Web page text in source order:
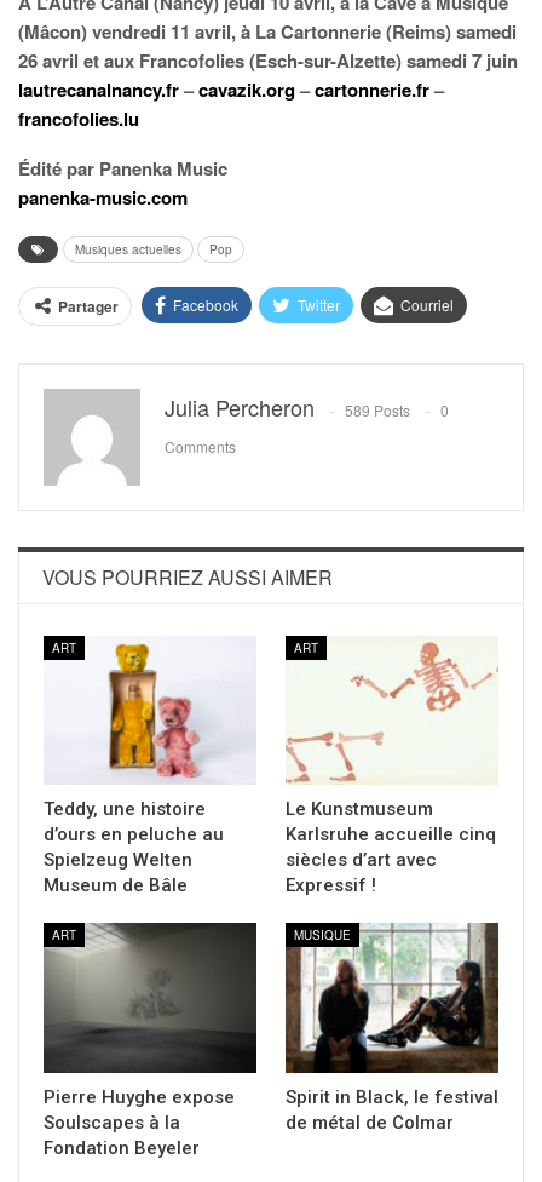
(Mâcon) vendredi 11 avril, à La Cartonnerie (Reims) samedi
26 avril et aux Francofolies (Esch-sur-Alzette) samedi 7 juin
lautrecanalnancy.fr–cavazik.org–cartonnerie.fr–
francofolies.lu
Édité par Panenka Music
panenka-music.com
Musiques actuelles Pop
Partager Facebook Twitter Courriel
Julia Percheron 589 Posts
0
Comments
VOUS POURRIEZ AUSSI AIMER
ART
Teddy, une histoire
d’ours en peluche au
Spielzeug Welten
Museum de Bâle
ART
Le Kunstmuseum
Karlsruhe accueille cinq
siècles d’art avec
Expressif !
ART
Pierre Huyghe expose
Soulscapes à la
Fondation Beyeler
MUSIQUE
Spirit in Black, le festival
de métal de Colmar